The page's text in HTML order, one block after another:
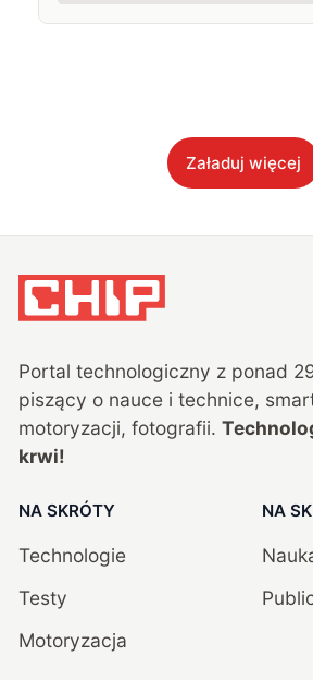
Załaduj więcej
Portal technologiczny z ponad
piszący o nauce i technice,
motoryzacji, fotografii.
krwi!
NA SKRÓTY
Technologie
Testy
Motoryzacja
NA